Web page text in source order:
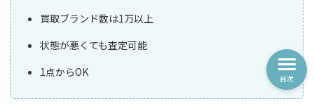
買取ブランド数は1万以上
状態が悪くても査定可能
1点からOK
目次